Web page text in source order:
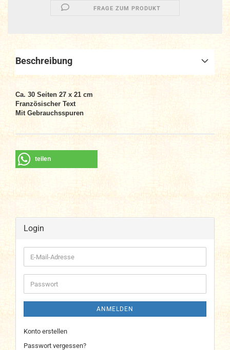
FRAGE ZUM PRODUKT
Beschreibung
Ca. 30 Seiten 27 x 21 cm
Französischer Text
Mit Gebrauchsspuren
teilen
Login
E-
Mail-
Adresse
Passwort
ANMELDEN
Konto erstellen
Passwort vergessen?